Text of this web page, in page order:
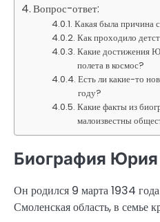
Вопрос-ответ:
Какая была причина
Как проходило
Какие достижения
полета в космос?
Есть ли какие-то
году?
Какие факты из
малоизвестны
Биография Юрия
Он родился 9 марта 1934
Смоленская область, в семье